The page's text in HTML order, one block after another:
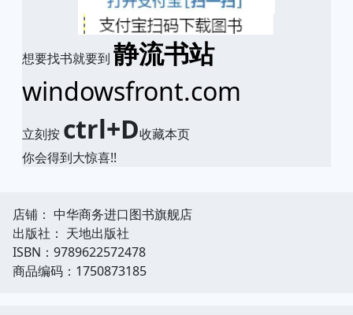
想要找书就要到 静流书站
windowsfront.com
立刻按 ctrl+D收藏本页
你会得到大惊喜!!
店铺： 中华商务进口图书旗舰店
出版社： 天地出版社
ISBN：9789622572478
商品编码：1750873185